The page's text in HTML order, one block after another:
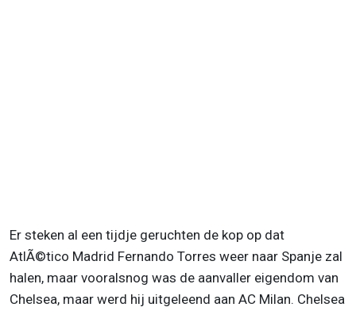
Er steken al een tijdje geruchten de kop op dat
AtlÃ©tico Madrid Fernando Torres weer naar Spanje zal
halen, maar vooralsnog was de aanvaller eigendom van
Chelsea, maar werd hij uitgeleend aan AC Milan. Chelsea